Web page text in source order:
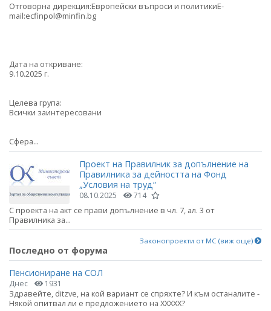
Отговорна дирекция:Европейски въпроси и политикиE-
mail:ecfinpol@minfin.bg
Дата на откриване:
9.10.2025 г.
Целева група:
Всички заинтересовани
Сфера...
Проект на Правилник за допълнение на
Правилника за дейността на Фонд
„Условия на труд“
08.10.2025 714
С проекта на акт се прави допълнение в чл. 7, ал. 3 от
Правилника за...
Законопроекти от МС (виж още)
Последно от форума
Пенсиониране на СОЛ
Днес 1931
Здравейте, ditzve, на кой вариант се спряхте? И към останалите -
Някой опитвал ли е предложението на ХХХХХ?